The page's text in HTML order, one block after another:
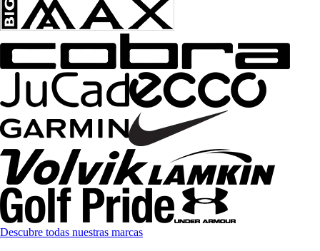
Descubre todas nuestras marcas